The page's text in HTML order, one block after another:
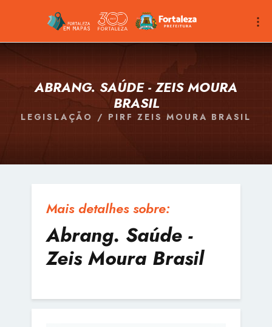
ABRANG. SAÚDE - ZEIS MOURA
BRASIL
LEGISLAÇÃO / PIRF ZEIS MOURA BRASIL
Mais detalhes sobre:
Abrang. Saúde -
Zeis Moura Brasil